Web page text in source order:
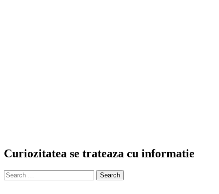
Curiozitatea se trateaza cu informatie
Search
for: